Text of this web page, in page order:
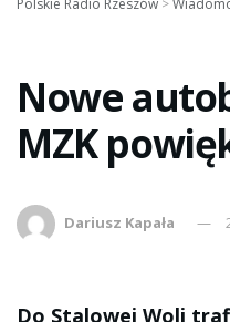
Polskie Radio Rzeszów >
Nowe
MZK
Dariusz Kapała
Do Stalowej Woli